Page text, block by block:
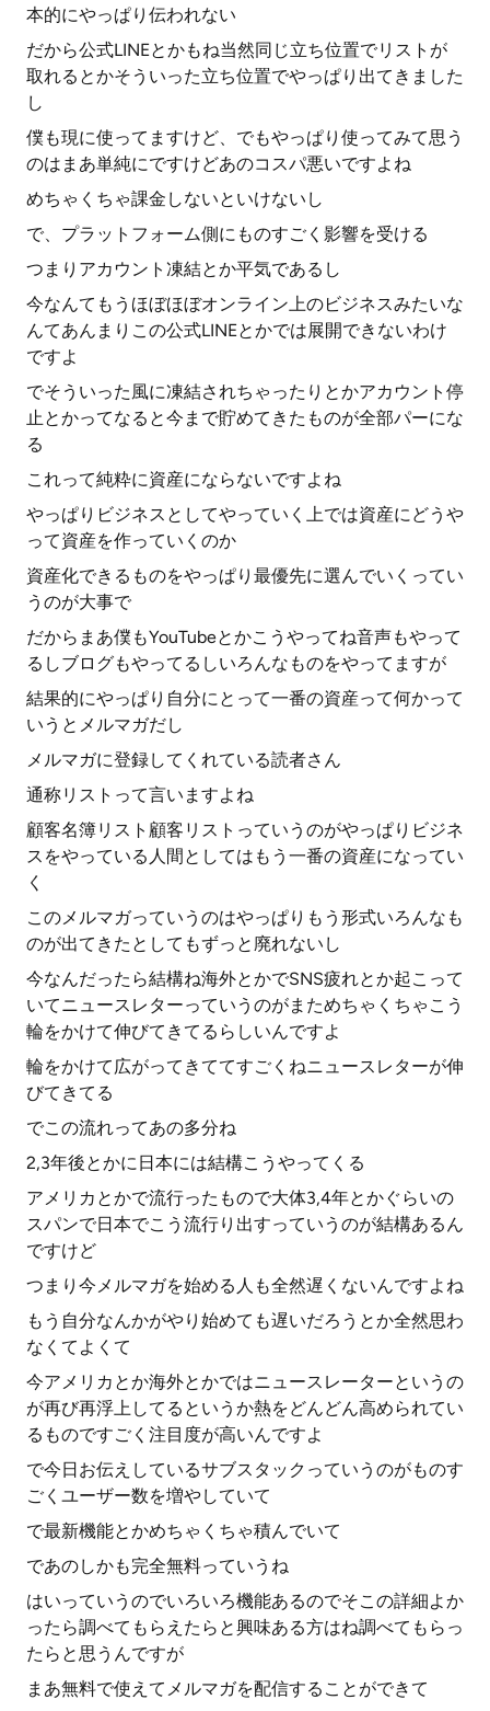
本的にやっぱり伝われない
だから公式LINEとかもね当然同じ立ち位置でリストが
取れるとかそういった立ち位置でやっぱり出てきました
し
僕も現に使ってますけど、でもやっぱり使ってみて思う
のはまあ単純にですけどあのコスパ悪いですよね
めちゃくちゃ課金しないといけないし
で、プラットフォーム側にものすごく影響を受ける
つまりアカウント凍結とか平気であるし
今なんてもうほぼほぼオンライン上のビジネスみたいな
んてあんまりこの公式LINEとかでは展開できないわけ
ですよ
でそういった風に凍結されちゃったりとかアカウント停
止とかってなると今まで貯めてきたものが全部パーにな
る
これって純粋に資産にならないですよね
やっぱりビジネスとしてやっていく上では資産にどうや
って資産を作っていくのか
資産化できるものをやっぱり最優先に選んでいくってい
うのが大事で
だからまあ僕もYouTubeとかこうやってね音声もやって
るしブログもやってるしいろんなものをやってますが
結果的にやっぱり自分にとって一番の資産って何かって
いうとメルマガだし
メルマガに登録してくれている読者さん
通称リストって言いますよね
顧客名簿リスト顧客リストっていうのがやっぱりビジネ
スをやっている人間としてはもう一番の資産になってい
く
このメルマガっていうのはやっぱりもう形式いろんなも
のが出てきたとしてもずっと廃れないし
今なんだったら結構ね海外とかでSNS疲れとか起こって
いてニュースレターっていうのがまためちゃくちゃこう
輪をかけて伸びてきてるらしいんですよ
輪をかけて広がってきててすごくねニュースレターが伸
びてきてる
でこの流れってあの多分ね
2,3年後とかに日本には結構こうやってくる
アメリカとかで流行ったもので大体3,4年とかぐらいの
スパンで日本でこう流行り出すっていうのが結構あるん
ですけど
つまり今メルマガを始める人も全然遅くないんですよね
もう自分なんかがやり始めても遅いだろうとか全然思わ
なくてよくて
今アメリカとか海外とかではニュースレーターというの
が再び再浮上してるというか熱をどんどん高められてい
るものですごく注目度が高いんですよ
で今日お伝えしているサブスタックっていうのがものす
ごくユーザー数を増やしていて
で最新機能とかめちゃくちゃ積んでいて
であのしかも完全無料っていうね
はいっていうのでいろいろ機能あるのでそこの詳細よか
ったら調べてもらえたらと興味ある方はね調べてもらっ
たらと思うんですが
まあ無料で使えてメルマガを配信することができて